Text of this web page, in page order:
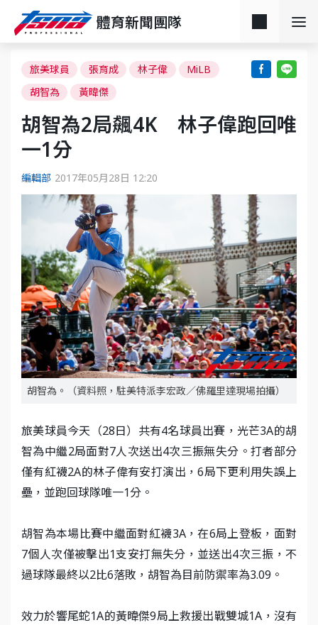
體育新聞團隊
旅美球員 張育成 林子偉
MiLB
胡智為
黃暐傑
​胡智為2局飆4K 林子偉跑回唯
一1分
編輯部 2017年05月28日 12:20
胡智為。（資料照，駐美特派李宏政／佛羅里達現場拍攝）
旅美球員今天（28日）共有4名球員出賽，光芒3A的胡
智為中繼2局面對7人次送出4次三振無失分。打者部分
僅有紅襪2A的林子偉有安打演出，6局下更利用失誤上
壘，並跑回球隊唯一1分。
胡智為本場比賽中繼面對紅襪3A，在6局上登板，面對
7個人次僅被擊出1支安打無失分，並送出4次三振，不
過球隊最終以2比6落敗，胡智為目前防禦率為3.09。
效力於響尾蛇1A的黃暐傑9局上救援出戰雙城1A，沒有